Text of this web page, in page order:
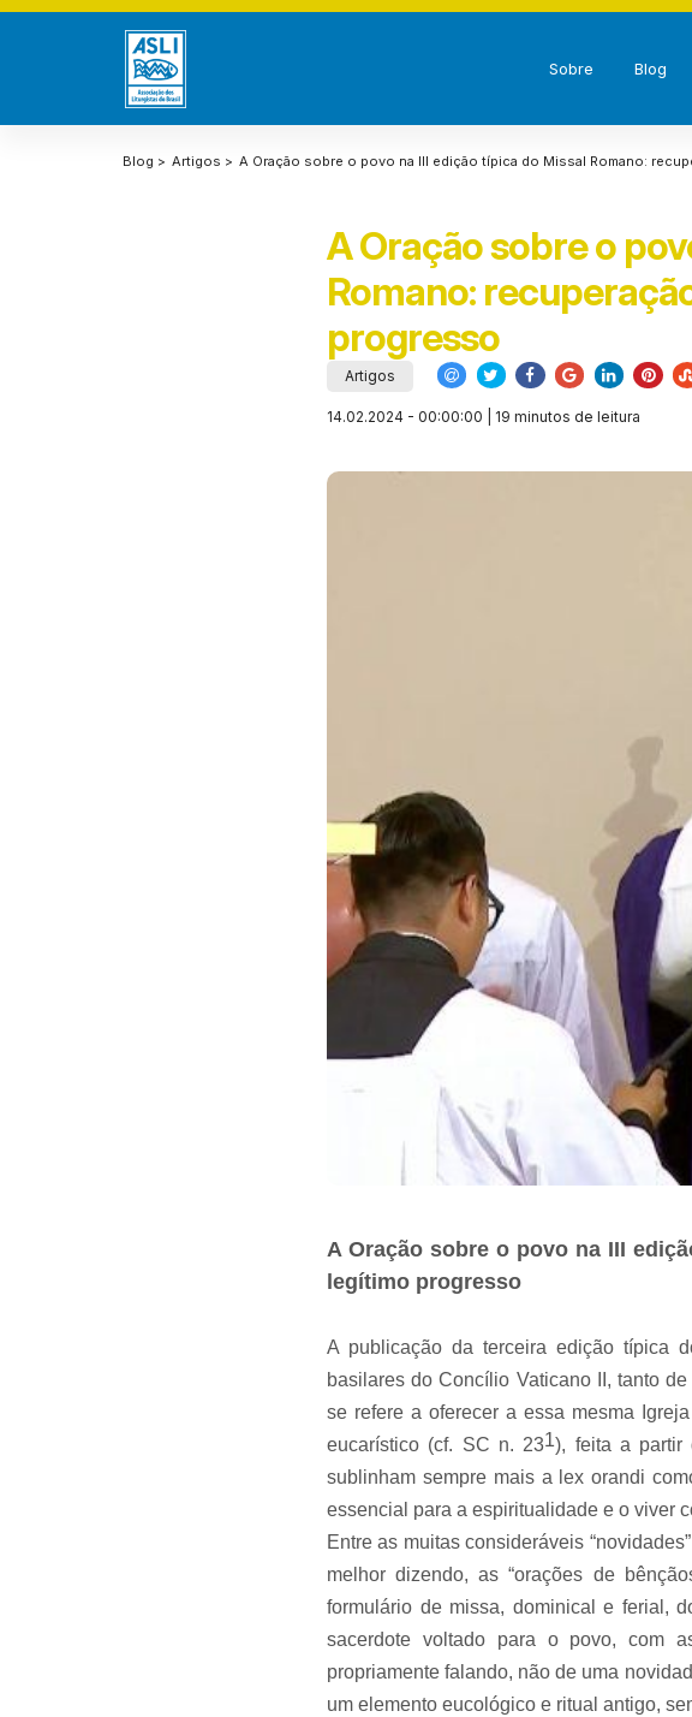
Sobre Blog
Blog > Artigos > A Oração sobre o povo na III edição típica do Missal Romano:
A Oração sobre o
Romano:
progresso
Artigos
14.02.2024 - 00:00:00 | 19 minutos de leitura
A Oração sobre o povo na III
legítimo progresso
A publicação da terceira edição típica
basilares do Concílio Vaticano II, tanto
se refere a oferecer a essa mesma
eucarístico (cf. SC n. 231), feita a partir
sublinham sempre mais a lex orandi
essencial para a espiritualidade e o viver
Entre as muitas consideráveis
melhor dizendo, as “orações de
formulário de missa, dominical e ferial,
sacerdote voltado para o povo, com
propriamente falando, não de uma
um elemento eucológico e ritual antigo,